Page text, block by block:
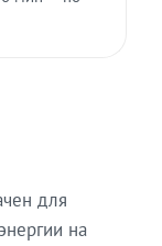
для
на